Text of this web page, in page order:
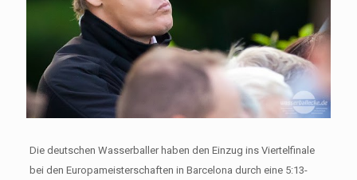
Die deutschen Wasserballer haben den Einzug ins Viertelfinale
bei den Europameisterschaften in Barcelona durch eine 5:13-